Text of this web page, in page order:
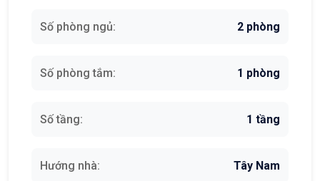
Số phòng ngủ: 2 phòng
Số phòng tắm: 1 phòng
Số tầng: 1 tầng
Hướng nhà: Tây Nam